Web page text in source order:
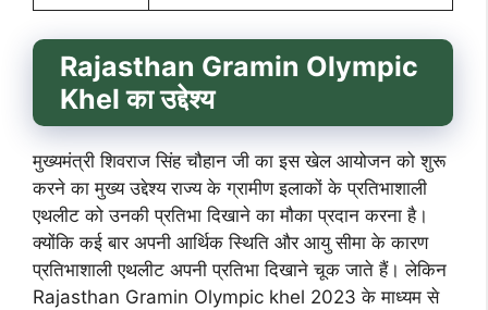
Rajasthan Gramin Olympic
Khel का उद्देश्य
मुख्यमंत्री शिवराज सिंह चौहान जी का इस खेल आयोजन को शुरू
करने का मुख्य उद्देश्य राज्य के ग्रामीण इलाकों के प्रतिभाशाली
एथलीट को उनकी प्रतिभा दिखाने का मौका प्रदान करना है।
क्योंकि कई बार अपनी आर्थिक स्थिति और आयु सीमा के कारण
प्रतिभाशाली एथलीट अपनी प्रतिभा दिखाने चूक जाते हैं। लेकिन
Rajasthan Gramin Olympic khel 2023 के माध्यम से